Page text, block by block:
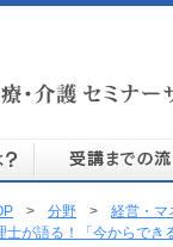
> 分野 >
経営・マ
士が語る！「今からでき